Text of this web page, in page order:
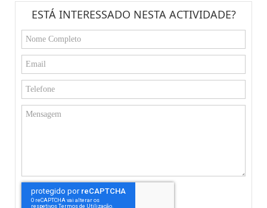
ESTÁ INTERESSADO NESTA ACTIVIDADE?